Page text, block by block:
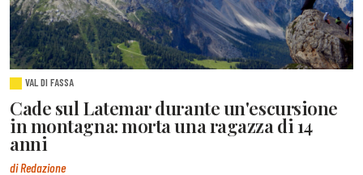
VAL DI FASSA
Cade sul Latemar durante un'escursione
in montagna: morta una ragazza di 14
anni
di Redazione